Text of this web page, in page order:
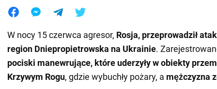
W nocy 15 czerwca agresor, Rosja, przeprowadził
region Dniepropietrowska na Ukrainie.
pociski manewrujące, które uderzyły w obiekty
Krzywym Rogu, gdzie wybuchły pożary, a mężczyzna